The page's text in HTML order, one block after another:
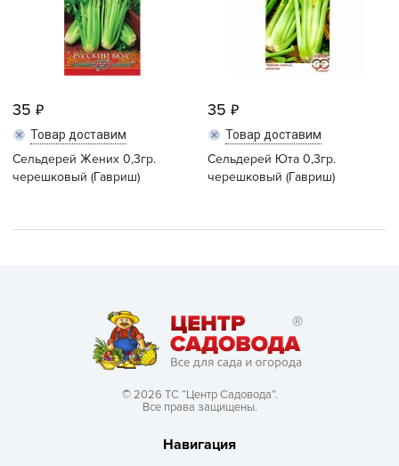
35
Товар доставим
Сельдерей Жених 0,3гр.
черешковый (Гавриш)
35
Товар доставим
Сельдерей Юта 0,3гр.
черешковый (Гавриш)
© 2026 ТС “Центр Садовода”.
Все права защищены.
Навигация